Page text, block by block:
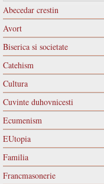
Abecedar crestin
Avort
Biserica si societate
Catehism
Cultura
Cuvinte duhovnicesti
Ecumenism
EUtopia
Familia
Francmasonerie